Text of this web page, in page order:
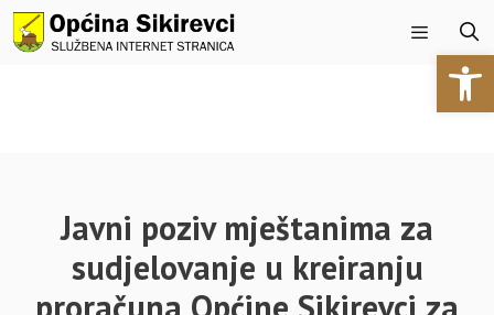
Preskoči
na
Izbornik
Javni poziv mještanima za
sudjelovanje u kreiranju